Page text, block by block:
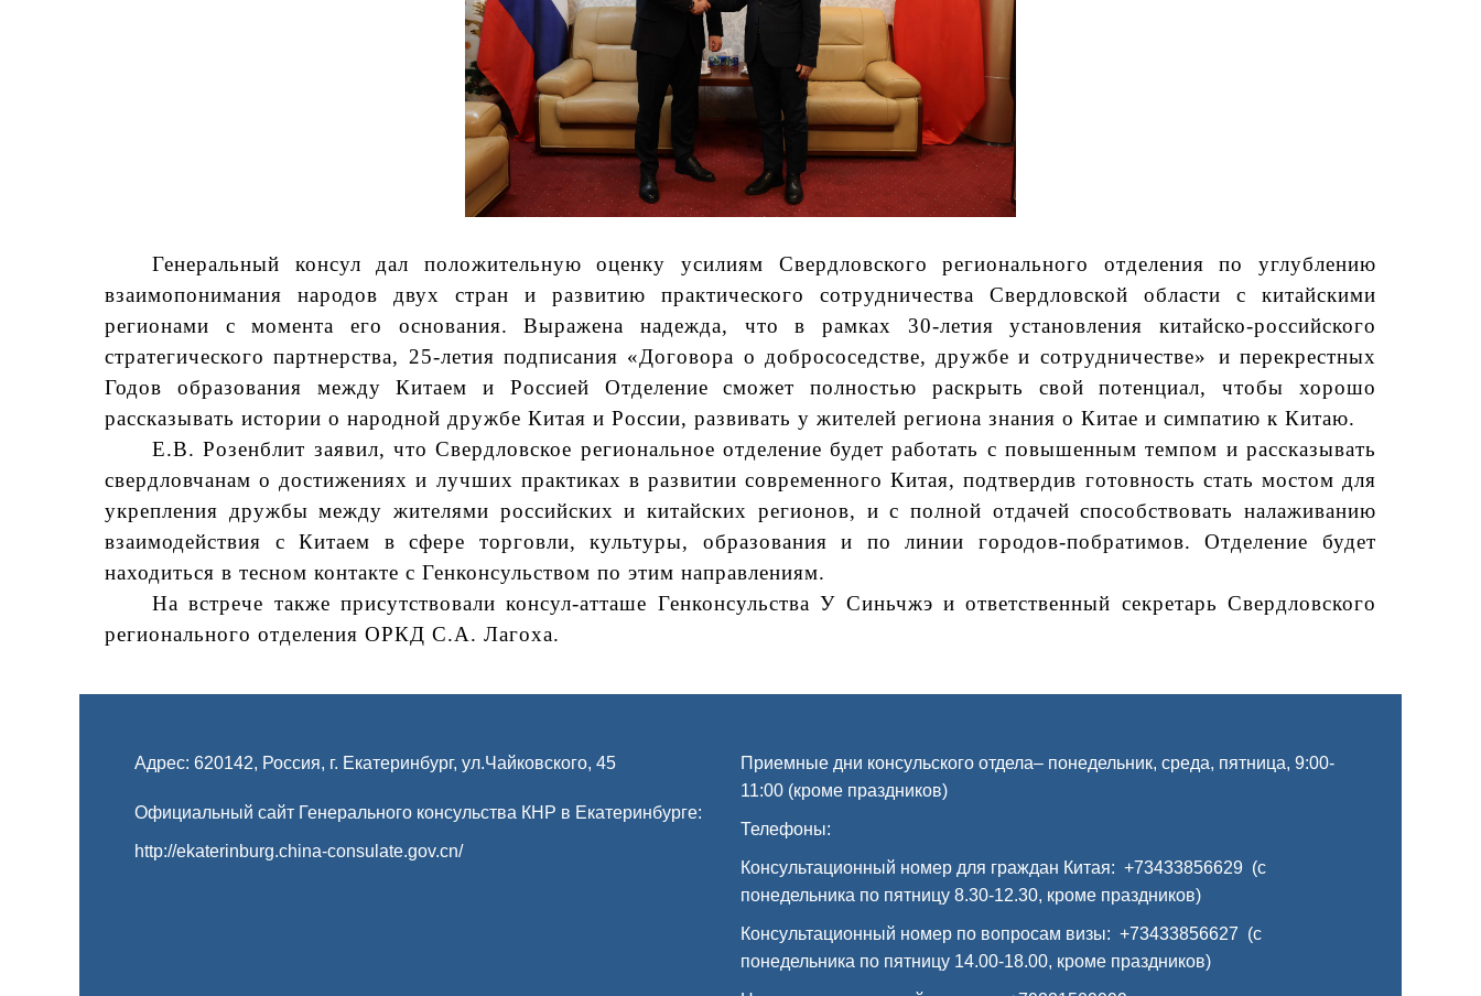
Генеральный консул дал положительную оценку усилиям Свердловского регионального отделения по углублению
взаимопонимания народов двух стран и развитию практического сотрудничества Свердловской области с китайскими
регионами с момента его основания. Выражена надежда, что в рамках 30-летия установления китайско-российского
стратегического партнерства, 25-летия подписания «Договора о добрососедстве, дружбе и сотрудничестве»
и перекрестных
Годов образования между Китаем и Россией Отделение сможет полностью раскрыть свой потенциал, чтобы хорошо
рассказывать истории о народной дружбе Китая и России, развивать у жителей региона знания о Китае и симпатию к Китаю.
Е.В. Розенблит заявил, что Свердловское региональное отделение будет работать с повышенным темпом и рассказывать
свердловчанам о достижениях и лучших практиках в развитии современного Китая, подтвердив готовность стать мостом для
укрепления дружбы между жителями российских и китайских регионов, и с полной отдачей способствовать налаживанию
взаимодействия с Китаем в сфере торговли, культуры, образования и по линии городов-побратимов. Отделение будет
находиться в тесном контакте с Генконсульством по этим направлениям.
На встрече также присутствовали консул-атташе Генконсульства У Синьчжэ и ответственный секретарь Свердловского
регионального отделения ОРКД С.А. Лагоха.
Адрес: 620142, Россия, г. Екатеринбург, ул.Чайковского, 45
Официальный сайт Генерального консульства КНР в Екатеринбурге:
http://ekaterinburg.china-consulate.gov.cn/
Приемные дни консульского отдела– понедельник, среда, пятница, 9:00-
11:00 (кроме праздников)
Телефоны:
Консультационный номер для граждан Китая: +73433856629 (с
понедельника по пятницу 8.30-12.30, кроме праздников)
Консультационный номер по вопросам визы: +73433856627 (с
понедельника по пятницу 14.00-18.00, кроме праздников)